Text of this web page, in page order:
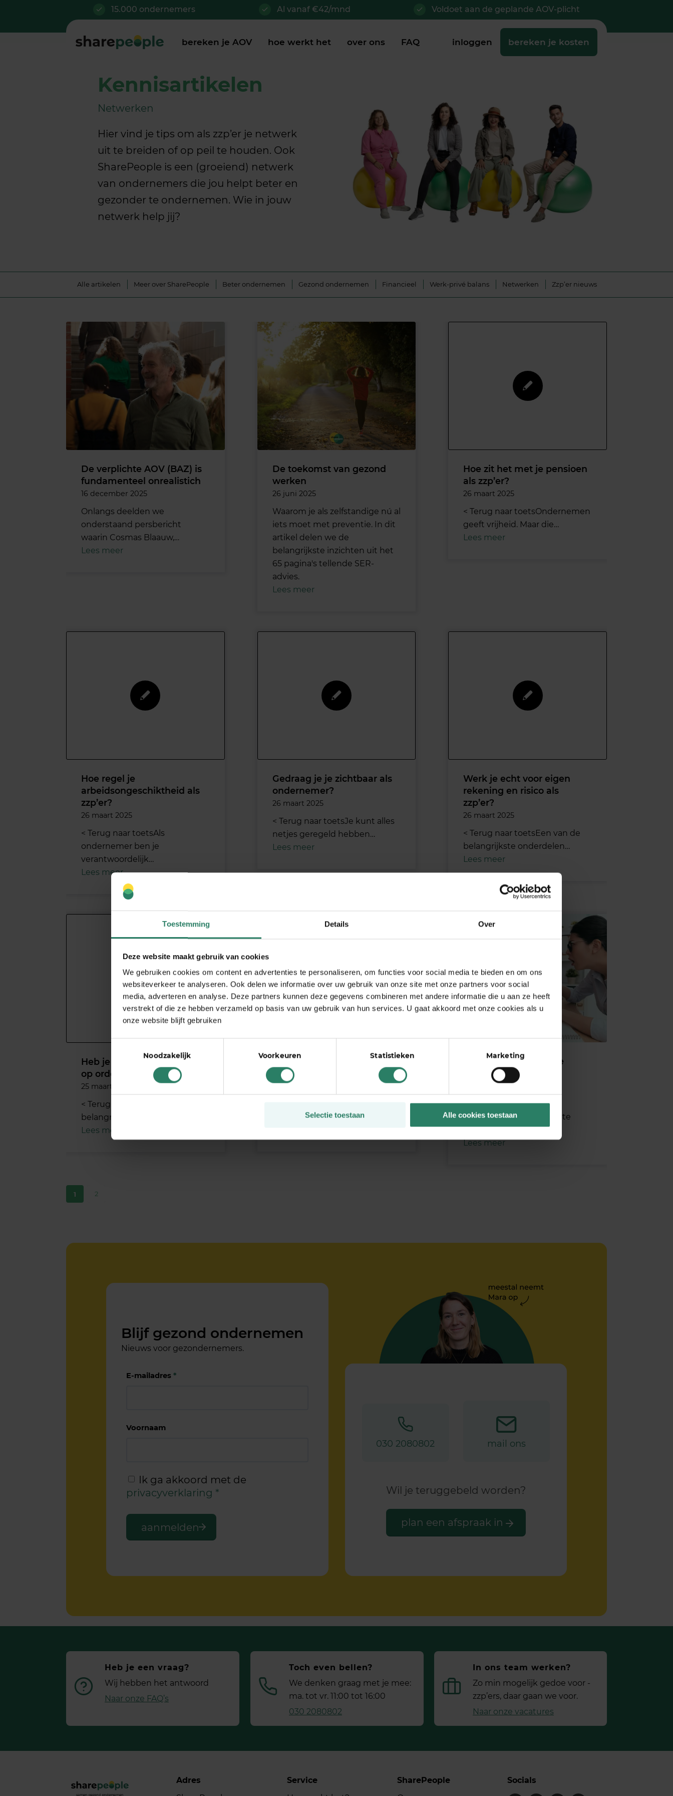
Toestemming Details Over
Deze website maakt gebruik van cookies
We gebruiken cookies om content en advertenties te personaliseren, om functies voor social media te bieden en om ons
websiteverkeer te analyseren. Ook delen we informatie over uw gebruik van onze site met onze partners voor social
media, adverteren en analyse. Deze partners kunnen deze gegevens combineren met andere informatie die u aan ze heeft
verstrekt of die ze hebben verzameld op basis van uw gebruik van hun services. U gaat akkoord met onze cookies als u
onze website blijft gebruiken
Toestemmingsselectie
Noodzakelijk Voorkeuren Statistieken Marketing
Selectie toestaan Alle cookies toestaan
15.000 ondernemers Al vanaf €42/mnd Voldoet aan de geplande AOV-plicht
bereken je AOV hoe werkt het over ons FAQ inloggen bereken je kosten
Kennisartikelen
Netwerken
Hier vind je tips om als zzp’er je netwerk
uit te breiden of op peil te houden. Ook
SharePeople is een (groeiend) netwerk
van ondernemers die jou helpt beter en
gezonder te ondernemen. Wie in jouw
netwerk help jij?
Alle artikelen Meer over SharePeople Beter ondernemen Gezond ondernemen Financieel Werk-privé balans Netwerken Zzp’er nieuws
De verplichte AOV (BAZ) is
fundamenteel onrealistich
16 december 2025
Onlangs deelden we
onderstaand persbericht
waarin Cosmas Blaauw,…
Lees meer
De toekomst van gezond
werken
26 juni 2025
Waarom je als zelfstandige nú al
iets moet met preventie. In dit
artikel delen we de
belangrijkste inzichten uit het
65 pagina's tellende SER-
advies.
Lees meer
Hoe zit het met je pensioen
als zzp’er?
26 maart 2025
< Terug naar toetsOndernemen
geeft vrijheid. Maar die…
Lees meer
Hoe regel je
arbeidsongeschiktheid als
zzp’er?
26 maart 2025
< Terug naar toetsAls
ondernemer ben je
verantwoordelijk…
Lees meer
Gedraag je je zichtbaar als
ondernemer?
26 maart 2025
< Terug naar toetsJe kunt alles
netjes geregeld hebben…
Lees meer
Werk je echt voor eigen
rekening en risico als
zzp’er?
26 maart 2025
< Terug naar toetsEen van de
belangrijkste onderdelen…
Lees meer
Heb je je administratie goed
op orde als zzp’er?
25 maart 2025
< Terug naar toetsEen tweede
belangrijk onderdeel van…
Lees meer
EFT: Stressmanagement
maar dan net even anders
7 augustus 2024
Freedom Techniques – van 6…
De 3 meest gemaakte
missers op LinkedIn
8 augustus 2023
Je doet zo je best om je
netwerk op LinkedIn uit te
breiden.…
Lees meer
1 2
Blijf gezond ondernemen
Nieuws voor gezondernemers.
E-mailadres *
Voornaam
Ik ga akkoord met de
privacyverklaring *
030 2080802 mail ons
Wil je teruggebeld worden?
plan een afspraak in
Heb je een vraag?
Wij hebben het antwoord
Naar onze FAQ’s
Toch even bellen?
We denken graag met je mee:
ma. tot vr. 11:00 tot 16:00
030 2080802
In ons team werken?
Zo min mogelijk gedoe voor ­
zzp’ers, daar gaan we voor.
Naar onze vacatures
Adres
Service
SharePeople
Socials